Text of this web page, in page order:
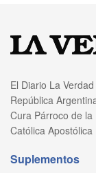
El Diario La
República
Cura Párroco de
Católica
Suplementos